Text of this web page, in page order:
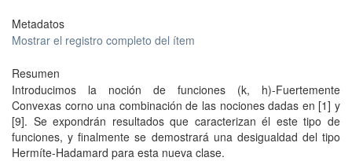
Metadatos
Mostrar el registro completo del ítem
Resumen
Introducimos la noción de funciones (k, h)-Fuertemente
Convexas corno una combinación de las nociones dadas en [1] y
[9]. Se expondrán resultados que caracterizan él este tipo de
funciones, y finalmente se demostrará una desigualdad del tipo
Hermíte-Hadamard para esta nueva clase.